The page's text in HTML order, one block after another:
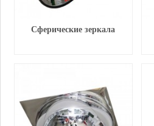
Сферические зеркала